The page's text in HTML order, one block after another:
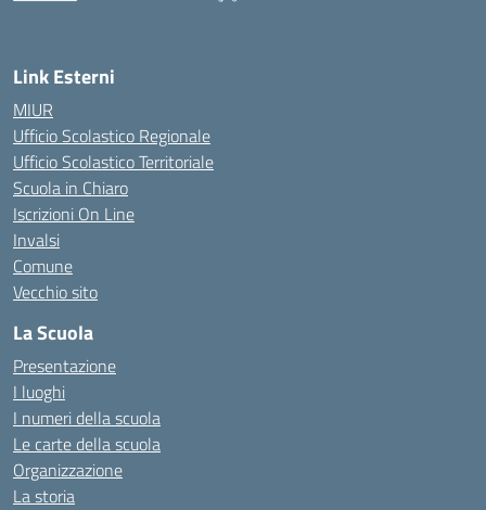
Link Esterni
MIUR
Ufficio Scolastico Regionale
Ufficio Scolastico Territoriale
Scuola in Chiaro
Iscrizioni On Line
Invalsi
Comune
Vecchio sito
La Scuola
Presentazione
I luoghi
I numeri della scuola
Le carte della scuola
Organizzazione
La storia